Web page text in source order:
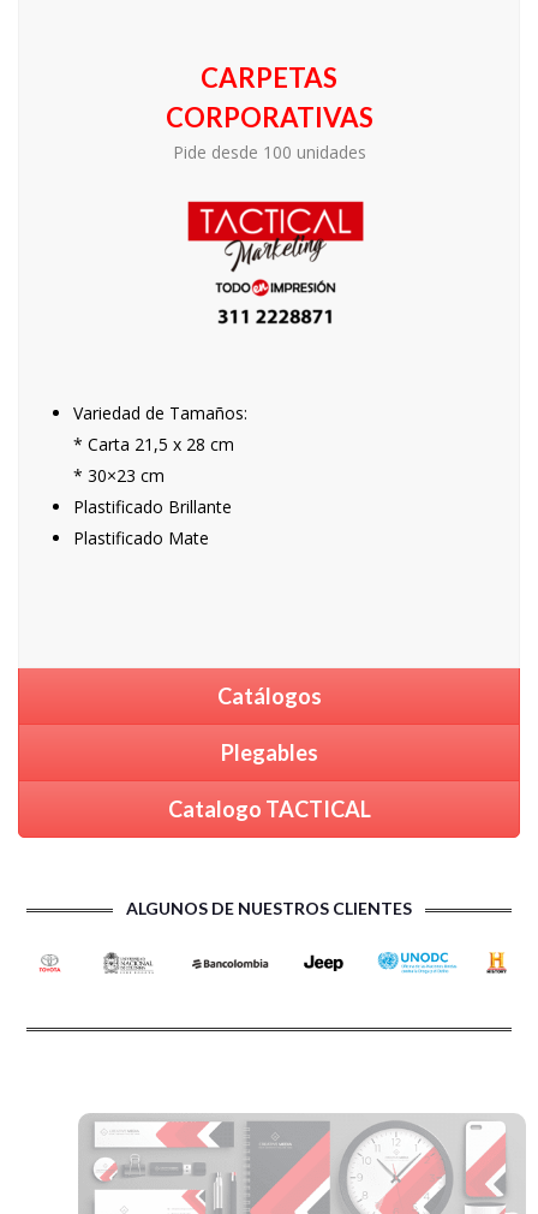
CARPETAS
CORPORATIVAS
Pide desde 100 unidades
Variedad de Tamaños:
* Carta 21,5 x 28 cm
* 30×23 cm
Plastificado Brillante
Plastificado Mate
Catálogos
Plegables
Catalogo TACTICAL
ALGUNOS DE NUESTROS CLIENTES
PRODUCTOS PUBLICITARIOS